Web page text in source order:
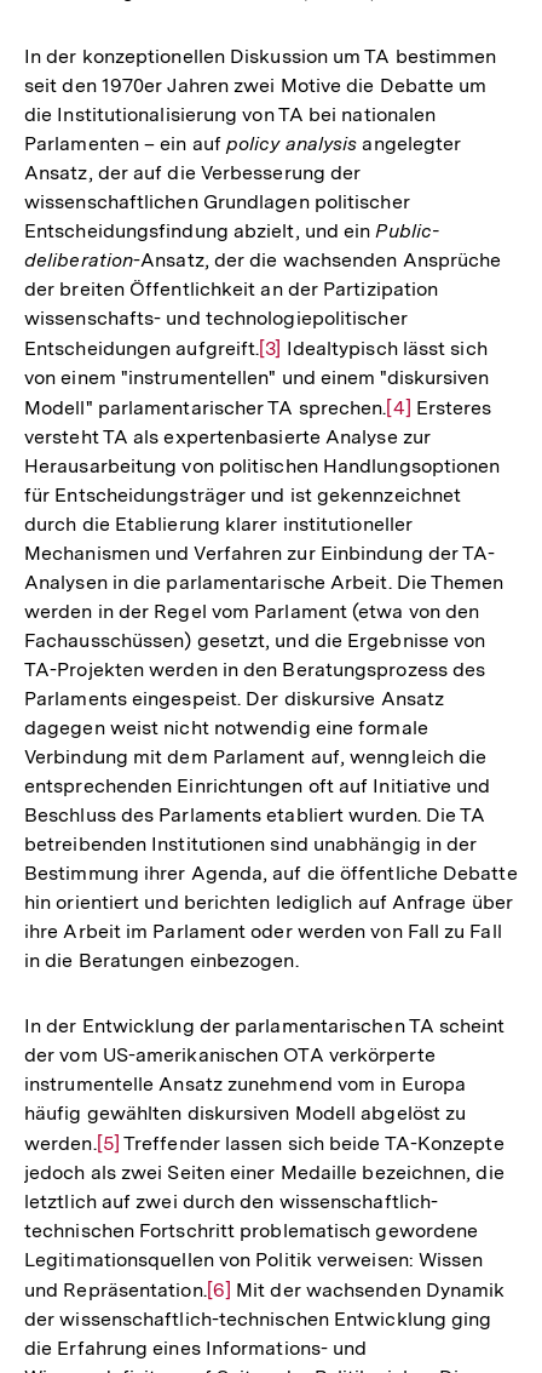
In der konzeptionellen Diskussion um TA bestimmen
seit den 1970er Jahren zwei Motive die Debatte um
die Institutionalisierung von TA bei nationalen
Parlamenten – ein auf policy analysis angelegter
Ansatz, der auf die Verbesserung der
wissenschaftlichen Grundlagen politischer
Entscheidungsfindung abzielt, und ein Public-
deliberation-Ansatz, der die wachsenden Ansprüche
der breiten Öffentlichkeit an der Partizipation
wissenschafts- und technologiepolitischer
Entscheidungen aufgreift.Zur
Auflösung
der
Fußnote
[3] Idealtypisch lässt sich
von einem "instrumentellen" und einem "diskursiven
Modell" parlamentarischer TA sprechen.Zur
Auflösung
der
Fußnote
[4] Ersteres
versteht TA als expertenbasierte Analyse zur
Herausarbeitung von politischen Handlungsoptionen
für Entscheidungsträger und ist gekennzeichnet
durch die Etablierung klarer institutioneller
Mechanismen und Verfahren zur Einbindung der TA-
Analysen in die parlamentarische Arbeit. Die Themen
werden in der Regel vom Parlament (etwa von den
Fachausschüssen) gesetzt, und die Ergebnisse von
TA-Projekten werden in den Beratungsprozess des
Parlaments eingespeist. Der diskursive Ansatz
dagegen weist nicht notwendig eine formale
Verbindung mit dem Parlament auf, wenngleich die
entsprechenden Einrichtungen oft auf Initiative und
Beschluss des Parlaments etabliert wurden. Die TA
betreibenden Institutionen sind unabhängig in der
Bestimmung ihrer Agenda, auf die öffentliche Debatte
hin orientiert und berichten lediglich auf Anfrage über
ihre Arbeit im Parlament oder werden von Fall zu Fall
in die Beratungen einbezogen.
In der Entwicklung der parlamentarischen TA scheint
der vom US-amerikanischen OTA verkörperte
instrumentelle Ansatz zunehmend vom in Europa
häufig gewählten diskursiven Modell abgelöst zu
werden.Zur
Auflösung
der
Fußnote
[5] Treffender lassen sich beide TA-Konzepte
jedoch als zwei Seiten einer Medaille bezeichnen, die
letztlich auf zwei durch den wissenschaftlich-
technischen Fortschritt problematisch gewordene
Legitimationsquellen von Politik verweisen: Wissen
und Repräsentation.Zur
Auflösung
der
[6] Mit der wachsenden Dynamik
der wissenschaftlich-technischen Entwicklung ging
die Erfahrung eines Informations- und